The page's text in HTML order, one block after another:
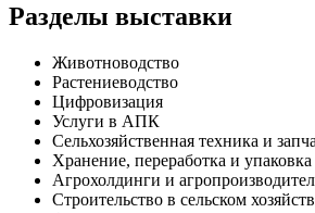
Разделы выставки
Животноводство
Растениеводство
Цифровизация
Услуги в АПК
Сельхозяйственная техника и
Хранение, переработка и
Агрохолдинги и
Строительство в сельском